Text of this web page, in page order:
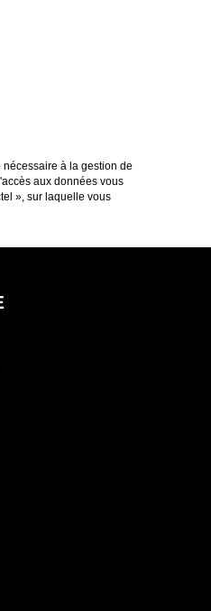
à la gestion de
aux données vous
», sur laquelle vous